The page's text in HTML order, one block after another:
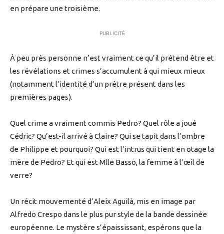
en prépare une troisième.
PUBLICITÉ
À peu près personne n’est vraiment ce qu’il prétend être et
les révélations et crimes s’accumulent à qui mieux mieux
(notamment l’identité d’un prêtre présent dans les
premières pages).
Quel crime a vraiment commis Pedro? Quel rôle a joué
Cédric? Qu’est-il arrivé à Claire? Qui se tapit dans l’ombre
de Philippe et pourquoi? Qui est l’intrus qui tient en otage la
mère de Pedro? Et qui est Mlle Basso, la femme à l’œil de
verre?
Un récit mouvementé d’Aleix Aguilà, mis en image par
Alfredo Crespo dans le plus pur style de la bande dessinée
européenne. Le mystère s’épaississant, espérons que la